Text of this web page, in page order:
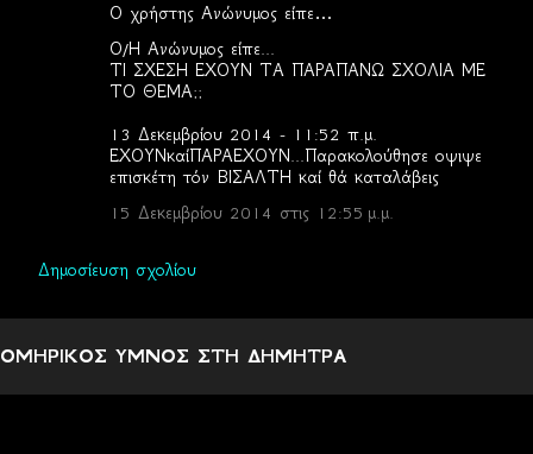
Ο χρήστης Ανώνυμος είπε…
Ο/Η Ανώνυμος είπε...
ΤΙ ΣΧΕΣΗ ΕΧΟΥΝ ΤΑ ΠΑΡΑΠΑΝΩ ΣΧΟΛΙΑ ΜΕ
ΤΟ ΘΕΜΑ;;
13 Δεκεμβρίου 2014 - 11:52 π.μ.
ΕΧΟΥΝκαίΠΑΡΑΕΧΟΥΝ...Παρακολούθησε οψιψε
επισκέτη τόν ΒΙΣΑΛΤΗ καί θά καταλάβεις
15 Δεκεμβρίου 2014 στις 12:55 μ.μ.
Δημοσίευση σχολίου
ΟΜΗΡΙΚΟΣ ΥΜΝΟΣ ΣΤΗ ΔΗΜΗΤΡΑ